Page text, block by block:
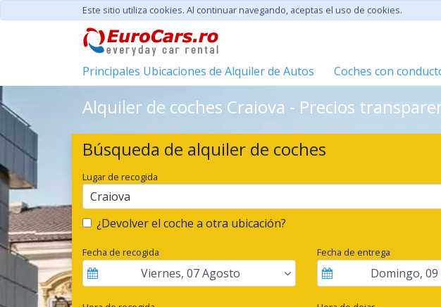
Este sitio utiliza cookies. Al continuar navegando, aceptas el uso de cookies.
Principales Ubicaciones de Alquiler de Autos Coches con
Alquiler de coches Craiova - Precios
Búsqueda de alquiler de coches
Lugar de recogida
Craiova
¿Devolver el coche a otra ubicación?
Fecha de recogida
Viernes,07Agosto
Fecha de entrega
Domingo,09